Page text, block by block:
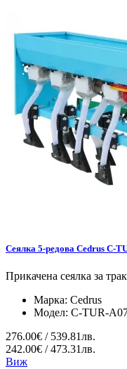
Сеялка 5-редова Cedrus C-
Прикачена сеялка за
Марка: Cedrus
Модел: C-TUR-
276.00€ / 539.81лв.
242.00€ / 473.31лв.
Виж